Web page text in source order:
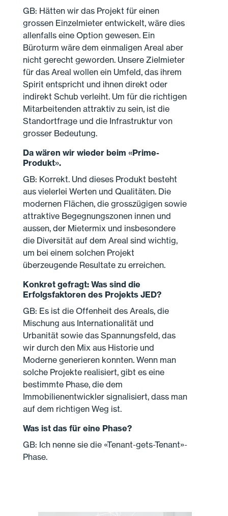
GB: Hätten wir das Projekt für einen
grossen Einzelmieter entwickelt, wäre dies
allenfalls eine Option gewesen. Ein
Büroturm wäre dem einmaligen Areal aber
nicht gerecht geworden. Unsere Zielmieter
für das Areal wollen ein Umfeld, das ihrem
Spirit entspricht und ihnen direkt oder
indirekt Schub verleiht. Um für die richtigen
Mitarbeitenden attraktiv zu sein, ist die
Standortfrage und die Infrastruktur von
grosser Bedeutung.
Da wären wir wieder beim «Prime-
Produkt».
GB: Korrekt. Und dieses Produkt besteht
aus vielerlei Werten und Qualitäten. Die
modernen Flächen, die grosszügigen sowie
attraktive Begegnungszonen innen und
aussen, der Mietermix und insbesondere
die Diversität auf dem Areal sind wichtig,
um bei einem solchen Projekt
überzeugende Resultate zu erreichen.
Konkret gefragt: Was sind die
Erfolgsfaktoren des Projekts JED?
GB: Es ist die Offenheit des Areals, die
Mischung aus Internationalität und
Urbanität sowie das Spannungsfeld, das
wir durch den Mix aus Historie und
Moderne generieren konnten. Wenn man
solche Projekte realisiert, gibt es eine
bestimmte Phase, die dem
Immobilienentwickler signalisiert, dass man
auf dem richtigen Weg ist.
Was ist das für eine Phase?
GB: Ich nenne sie die «Tenant-gets-Tenant»-
Phase.